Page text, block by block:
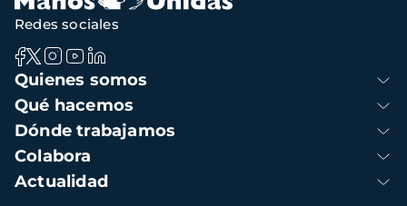
Navegación
principal
Quienes somos
Qué hacemos
Dónde trabajamos
Colabora
Actualidad
Redes sociales